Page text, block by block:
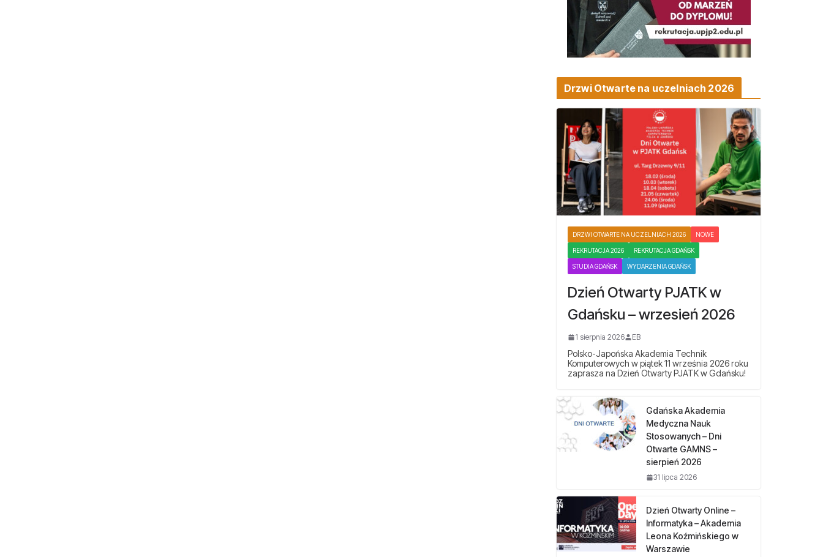
Drzwi Otwarte na uczelniach 2026
DRZWI OTWARTE NA UCZELNIACH 2026 NOWE
REKRUTACJA 2026 REKRUTACJA GDAŃSK
STUDIA GDAŃSK WYDARZENIA GDAŃSK
Dzień Otwarty PJATK w
Gdańsku – wrzesień 2026
1 sierpnia 2026 EB
Polsko-Japońska Akademia Technik
Komputerowych w piątek 11 września 2026 roku
zaprasza na Dzień Otwarty PJATK w Gdańsku!
Gdańska Akademia
Medyczna Nauk
Stosowanych – Dni
Otwarte GAMNS –
sierpień 2026
31 lipca 2026
Dzień Otwarty Online –
Informatyka – Akademia
Leona Koźmińskiego w
Warszawie